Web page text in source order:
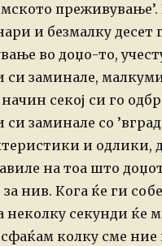
преживување’.
и безмалку десет
во доџо-то,
си заминале,
секој си го
си заминале со
и одлики,
на тоа што
нив. Кога ќе ги
неколку секунди ќе
колку сме